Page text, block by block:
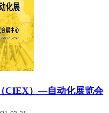
CIEX）—自动化展览会